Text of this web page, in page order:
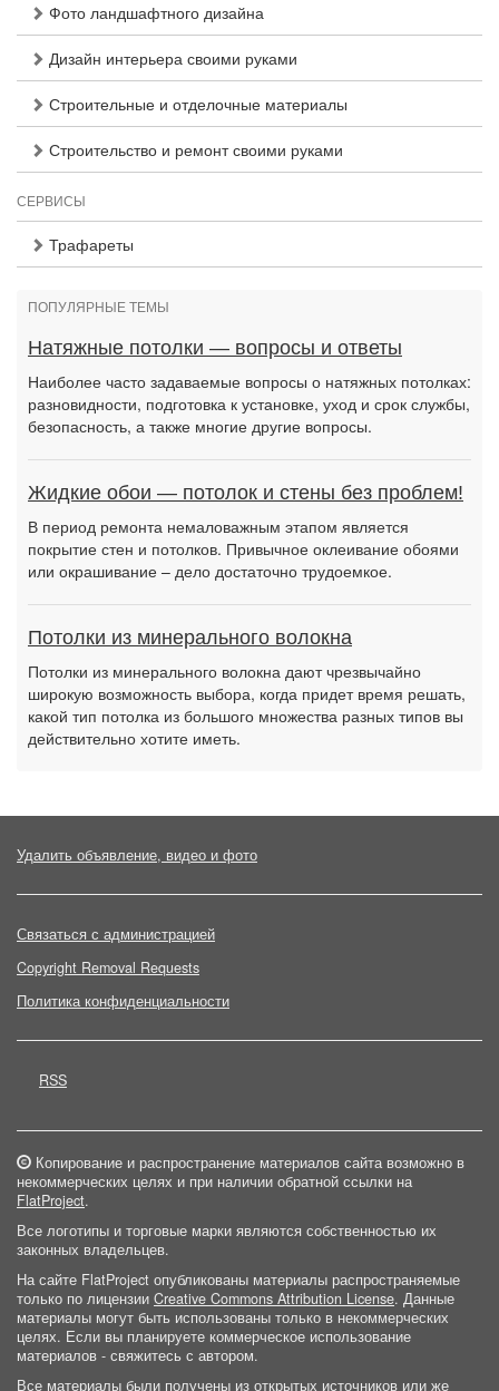
Фото ландшафтного дизайна
Дизайн интерьера своими руками
Строительные и отделочные материалы
Строительство и ремонт своими руками
СЕРВИСЫ
Трафареты
ПОПУЛЯРНЫЕ ТЕМЫ
Натяжные потолки — вопросы и ответы
Наиболее часто задаваемые вопросы о натяжных потолках:
разновидности, подготовка к установке, уход и срок службы,
безопасность, а также многие другие вопросы.
Жидкие обои — потолок и стены без проблем!
В период ремонта немаловажным этапом является
покрытие стен и потолков. Привычное оклеивание обоями
или окрашивание – дело достаточно трудоемкое.
Потолки из минерального волокна
Потолки из минерального волокна дают чрезвычайно
широкую возможность выбора, когда придет время решать,
какой тип потолка из большого множества разных типов вы
действительно хотите иметь.
Удалить объявление, видео и фото
Связаться с администрацией
Copyright Removal Requests
Политика конфиденциальности
RSS
Копирование и распространение материалов сайта возможно в
некоммерческих целях и при наличии обратной ссылки на
FlatProject.
Все логотипы и торговые марки являются собственностью их
законных владельцев.
На сайте FlatProject опубликованы материалы распространяемые
только по лицензии Creative Commons Attribution License. Данные
материалы могут быть использованы только в некоммерческих
целях. Если вы планируете коммерческое использование
материалов - свяжитесь с автором.
Все материалы были получены из открытых источников или же